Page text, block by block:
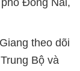
Đồng Nai,
theo dõi
Bộ và